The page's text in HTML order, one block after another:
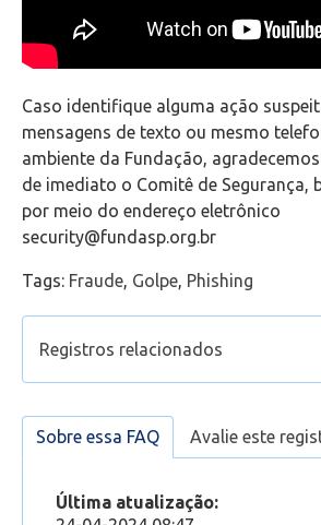
Office 365
Intercâmbio
Fluig
Feedz
Caso identifique alguma ação
mensagens de texto ou mesmo
ambiente da Fundação,
de imediato o Comitê de Segurança,
por meio do endereço eletrônico
security@fundasp.org.br
Tags: Fraude, Golpe, Phishing
Registros relacionados
golpe/fraude/phishing
Como verificar se estou
Como gerar um link de acesso
Sobre essa FAQ Avalie este
Última atualização: